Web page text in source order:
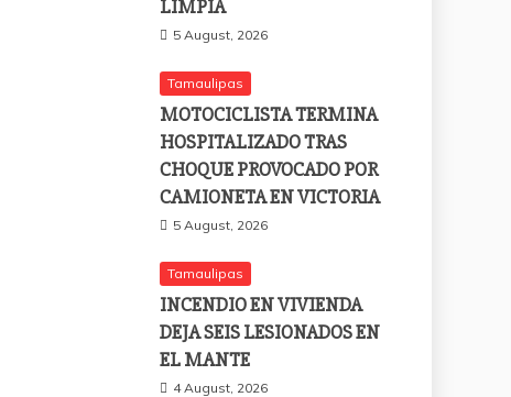
LIMPIA
5 August, 2026
Tamaulipas
MOTOCICLISTA TERMINA
HOSPITALIZADO TRAS
CHOQUE PROVOCADO POR
CAMIONETA EN VICTORIA
5 August, 2026
Tamaulipas
INCENDIO EN VIVIENDA
DEJA SEIS LESIONADOS EN
EL MANTE
4 August, 2026